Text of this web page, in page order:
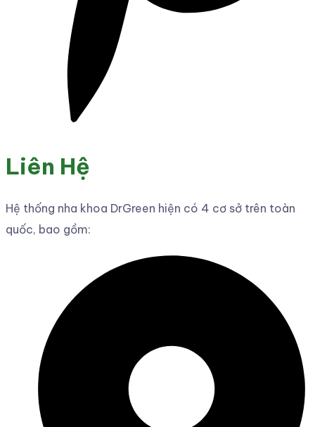
Liên Hệ
Hệ thống nha khoa DrGreen hiện có 4 cơ sở trên toàn
quốc, bao gồm: